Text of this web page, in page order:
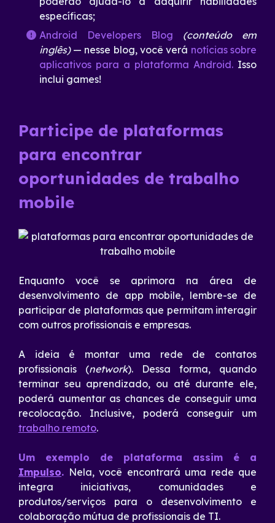
específicas;
Android Developers Blog (conteúdo em
inglês)— nesse blog, vocêverá notícias sobre
aplicativos para a plataforma Android.Isso
inclui games!
Participe de plataformas
para encontrar
oportunidades de trabalho
mobile
Enquanto você se aprimora na área de
desenvolvimento de app mobile, lembre-se de
participar de plataformas que permitam interagir
com outros profissionais e empresas.
A ideia é montar uma rede de contatos
profissionais (network). Dessa forma, quando
terminar seu aprendizado, ou até durante ele,
poderá aumentar as chances de conseguir uma
recolocação. Inclusive, poderá conseguir um
trabalho remoto.
Um exemplo de plataforma assim é a
Impulso. Nela, você encontrará uma rede que
integra iniciativas, comunidades e
produtos/serviços para o desenvolvimento e
colaboração mútua de profissionais de TI.